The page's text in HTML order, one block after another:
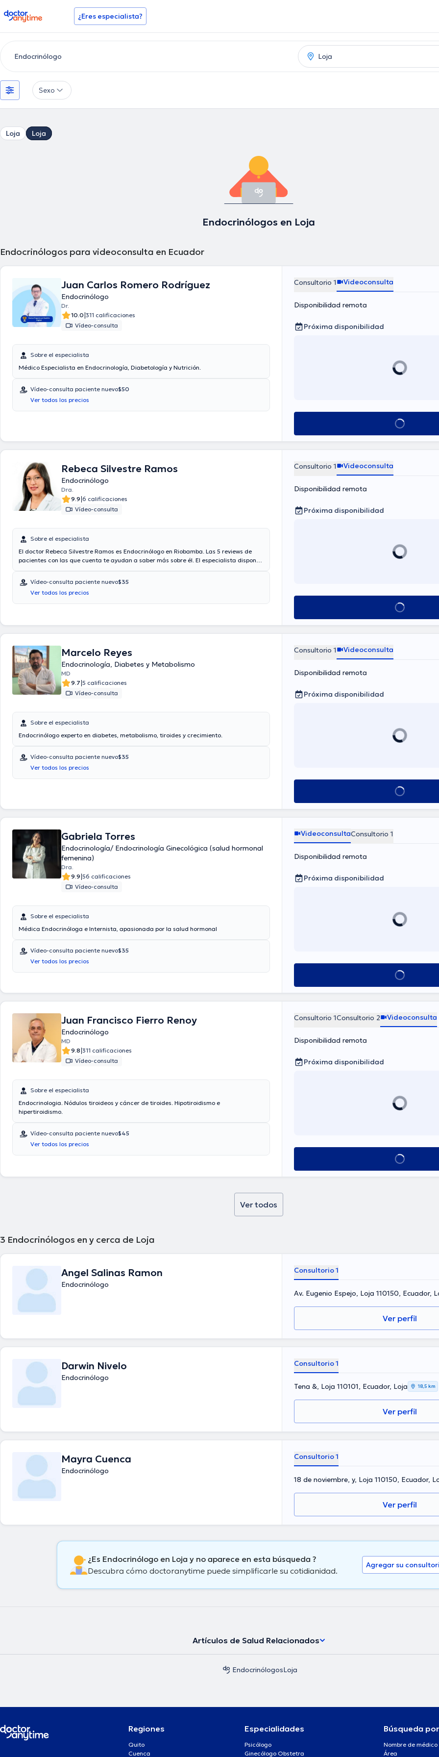
doctoranytime ¿Eres especialista?
Sexo
Loja Loja
Endocrinólogos en Loja
Endocrinólogos para videoconsulta en Ecuador
Juan Carlos Romero Rodríguez
Endocrinólogo
Dr.
10.0|311 calificaciones
Vídeo-consulta
Sobre el especialista
Médico Especialista en Endocrinología, Diabetología y Nutrición.
Vídeo-consulta paciente nuevo$50
Ver todos los precios
Consultorio 1 Videoconsulta
Disponibilidad remota
Próxima disponibilidad
Ver más horarios
Rebeca Silvestre Ramos
Endocrinólogo
Dra.
9.9|6 calificaciones
Vídeo-consulta
Sobre el especialista
El doctor Rebeca Silvestre Ramos es Endocrinólogo en Riobamba. Las 5 reviews de
pacientes con las que cuenta te ayudan a saber más sobre él. El especialista dispone
Consulta privada. El precio de la consulta con el Dr. Rebeca Silvestre Ramos es de $35.
En su consultorio abarca todo lo relacionado con Diabetes, Enfermedades de la
Tiroides, Sobrepeso y obesidad, Síndrome metabólico.
Vídeo-consulta paciente nuevo$35
Ver todos los precios
Consultorio 1 Videoconsulta
Disponibilidad remota
Próxima disponibilidad
Ver más horarios
Marcelo Reyes
Endocrinología, Diabetes y Metabolismo
MD
9.7|5 calificaciones
Vídeo-consulta
Sobre el especialista
Endocrinólogo experto en diabetes, metabolismo, tiroides y crecimiento.
Vídeo-consulta paciente nuevo$35
Ver todos los precios
Consultorio 1 Videoconsulta
Disponibilidad remota
Próxima disponibilidad
Ver más horarios
Gabriela Torres
Endocrinología/ Endocrinología Ginecológica (salud hormonal
femenina)
Dra.
9.9|56 calificaciones
Vídeo-consulta
Sobre el especialista
Médica Endocrinóloga e Internista, apasionada por la salud hormonal
Vídeo-consulta paciente nuevo$35
Ver todos los precios
VideoconsultaConsultorio 1
Disponibilidad remota
Próxima disponibilidad
Ver más horarios
Juan Francisco Fierro Renoy
Endocrinólogo
MD
9.8|311 calificaciones
Vídeo-consulta
Sobre el especialista
Endocrinologia. Nódulos tiroideos y cáncer de tiroides. Hipotiroidismo e
hipertiroidismo.
Vídeo-consulta paciente nuevo$45
Ver todos los precios
Consultorio 1Consultorio 2 Videoconsulta
Disponibilidad remota
Próxima disponibilidad
Ver más horarios
Ver todos
3 Endocrinólogos en y cerca de Loja
Angel Salinas Ramon
Endocrinólogo
Consultorio 1
Av. Eugenio Espejo, Loja 110150, Ecuador,
Ver perfil
Darwin Nivelo
Endocrinólogo
Consultorio 1
Tena &, Loja 110101, Ecuador, Loja 18,5 km
Ver perfil
Mayra Cuenca
Endocrinólogo
Consultorio 1
18 de noviembre, y, Loja 110150, Ecuador,
Ver perfil
¿Es Endocrinólogo en Loja y no aparece en esta búsqueda ?
Descubra cómo doctoranytime puede simplificarle su cotidianidad.
Agregar su
Artículos de Salud Relacionados
EndocrinólogosLoja
Regiones
Quito
Cuenca
Especialidades
Psicólogo
Ginecólogo Obstetra
Búsqueda por
Nombre de médico
Área